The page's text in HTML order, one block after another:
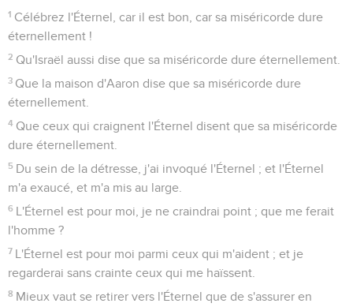
1 Célébrez l'Éternel, car il est bon, car sa miséricorde dure
éternellement !
2 Qu'Israël aussi dise que sa miséricorde dure éternellement.
3 Que la maison d'Aaron dise que sa miséricorde dure
éternellement.
4 Que ceux qui craignent l'Éternel disent que sa miséricorde
dure éternellement.
5 Du sein de la détresse, j'ai invoqué l'Éternel ; et l'Éternel
m'a exaucé, et m'a mis au large.
6 L'Éternel est pour moi, je ne craindrai point ; que me ferait
l'homme ?
7 L'Éternel est pour moi parmi ceux qui m'aident ; et je
regarderai sans crainte ceux qui me haïssent.
8 Mieux vaut se retirer vers l'Éternel que de s'assurer en